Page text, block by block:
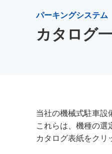
パーキングシステム
カタログ
当社の機械式駐車設
これらは、機種の選
カタログ表紙をクリ